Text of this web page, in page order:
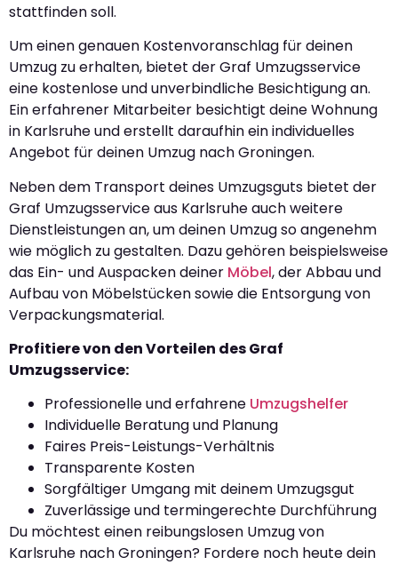
stattfinden soll.
Um einen genauen Kostenvoranschlag für deinen
Umzug zu erhalten, bietet der Graf Umzugsservice
eine kostenlose und unverbindliche Besichtigung an.
Ein erfahrener Mitarbeiter besichtigt deine Wohnung
in Karlsruhe und erstellt daraufhin ein individuelles
Angebot für deinen Umzug nach Groningen.
Neben dem Transport deines Umzugsguts bietet der
Graf Umzugsservice aus Karlsruhe auch weitere
Dienstleistungen an, um deinen Umzug so angenehm
wie möglich zu gestalten. Dazu gehören beispielsweise
das Ein- und Auspacken deiner Möbel, der Abbau und
Aufbau von Möbelstücken sowie die Entsorgung von
Verpackungsmaterial.
Profitiere von den Vorteilen des Graf
Umzugsservice:
Professionelle und erfahrene Umzugshelfer
Individuelle Beratung und Planung
Faires Preis-Leistungs-Verhältnis
Transparente Kosten
Sorgfältiger Umgang mit deinem Umzugsgut
Zuverlässige und termingerechte Durchführung
Du möchtest einen reibungslosen Umzug von
Karlsruhe nach Groningen? Fordere noch heute dein